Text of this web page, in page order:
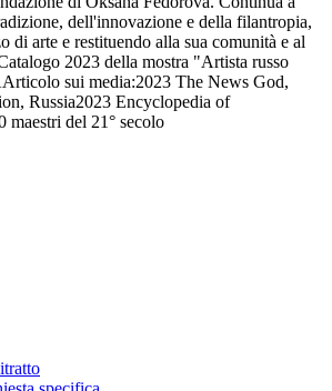
dell'innovazione e della filantropia,
di arte e restituendo alla sua comunità e al
2023 della mostra "Artista russo
sui media:2023 The News God,
Russia2023 Encyclopedia of
maestri del 21° secolo